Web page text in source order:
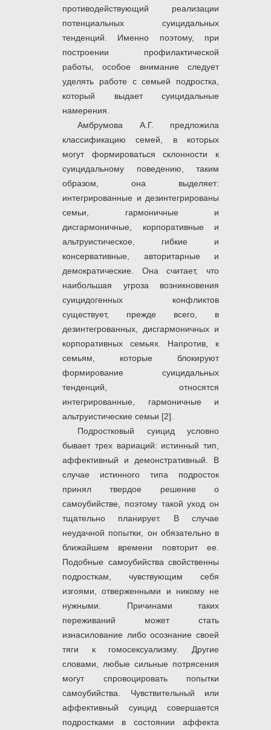
противодействующий реализации
потенциальных суицидальных
тенденций. Именно поэтому, при
построении профилактической
работы, особое внимание следует
уделять работе с семьей подростка,
который выдает суицидальные
намерения.
Амбрумова А.Г. предложила
классификацию семей, в которых
могут формироваться склонности к
суицидальному поведению, таким
образом, она выделяет:
интегрированные и дезинтегрированы
семьи, гармоничные и
дисгармоничные, корпоративные и
альтруистическое, гибкие и
консервативные, авторитарные и
демократические. Она считает, что
наибольшая угроза возникновения
суицидогенных конфликтов
существует, прежде всего, в
дезинтегрованных, дисгармоничных и
корпоративных семьях. Напротив, к
семьям, которые блокируют
формирование суицидальных
тенденций, относятся
интегрированные, гармоничные и
альтруистические семьи [2].
Подростковый суицид условно
бывает трех вариаций: истинный тип,
аффективный и демонстративный. В
случае истинного типа подросток
принял твердое решение о
самоубийстве, поэтому такой уход он
тщательно планирует. В случае
неудачной попытки, он обязательно в
ближайшем времени повторит ее.
Подобные самоубийства свойственны
подросткам, чувствующим себя
изгоями, отверженными и никому не
нужными. Причинами таких
переживаний может стать
изнасилование либо осознание своей
тяги к гомосексуализму. Другие
словами, любые сильные потрясения
могут спровоцировать попытки
самоубийства. Чувствительный или
аффективный суицид совершается
подростками в состоянии аффекта